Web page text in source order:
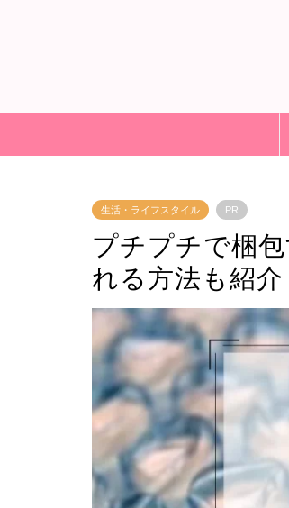
生活・ライフスタイル PR
プチプチで梱
れる方法も紹介